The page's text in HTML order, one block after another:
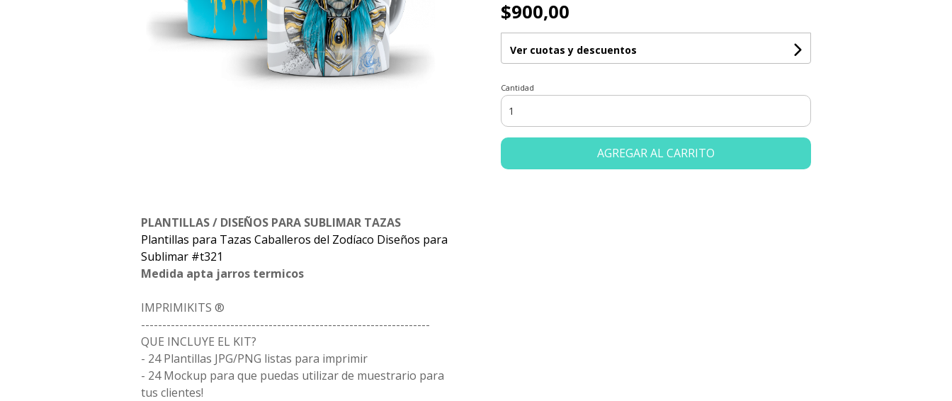
PLANTILLAS / DISEÑOS PARA SUBLIMAR TAZAS
Plantillas para Tazas Caballeros del Zodíaco Diseños para
Sublimar #t321
Medida apta jarros termicos
IMPRIMIKITS ®
--------------------------------------------------------------------
QUE INCLUYE EL KIT?
- 24 Plantillas JPG/PNG listas para imprimir
- 24 Mockup para que puedas utilizar de muestrario para
tus clientes!
$900,00
Ver cuotas y descuentos
Cantidad
AGREGAR AL CARRITO